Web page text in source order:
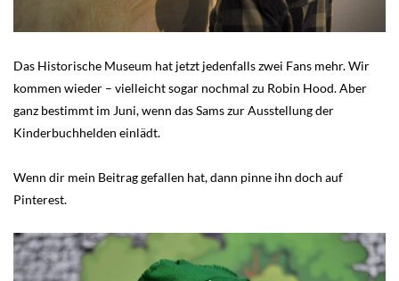
Das Historische Museum hat jetzt jedenfalls zwei Fans mehr. Wir
kommen wieder – vielleicht sogar nochmal zu Robin Hood. Aber
ganz bestimmt im Juni, wenn das Sams zur Ausstellung der
Kinderbuchhelden einlädt.
Wenn dir mein Beitrag gefallen hat, dann pinne ihn doch auf
Pinterest.